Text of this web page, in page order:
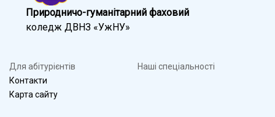
Природничо-гуманітарний фаховий
коледж ДВНЗ «УжНУ»
Для абітурієнтів
Контакти
Карта сайту
Наші спеціальності